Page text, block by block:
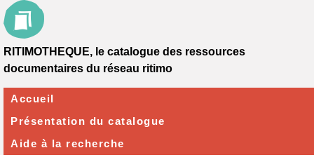
RITIMOTHEQUE, le catalogue des ressources
documentaires du réseau ritimo
Accueil
Présentation du catalogue
Aide à la recherche